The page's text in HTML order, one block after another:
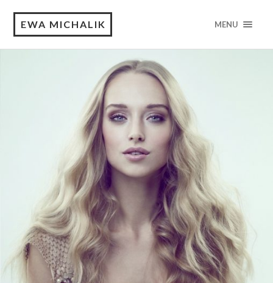
EWA MICHALIK MENU